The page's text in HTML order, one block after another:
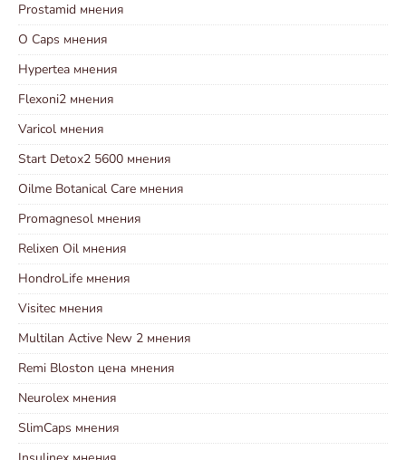
Prostamid мнения
O Caps мнения
Hypertea мнения
Flexoni2 мнения
Varicol мнения
Start Detox2 5600 мнения
Oilme Botanical Care мнения
Promagnesol мнения
Relixen Oil мнения
HondroLife мнения
Visitec мнения
Multilan Active New 2 мнения
Remi Bloston цена мнения
Neurolex мнения
SlimCaps мнения